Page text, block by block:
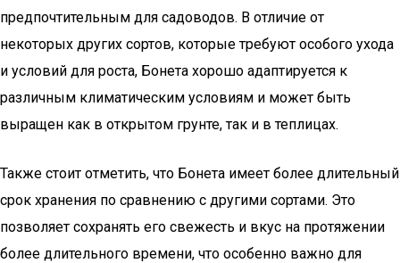
предпочтительным для садоводов. В отличие от
некоторых других сортов, которые требуют особого ухода
и условий для роста, Бонета хорошо адаптируется к
различным климатическим условиям и может быть
выращен как в открытом грунте, так и в теплицах.
Также стоит отметить, что Бонета имеет более длительный
срок хранения по сравнению с другими сортами. Это
позволяет сохранять его свежесть и вкус на протяжении
более длительного времени, что особенно важно для